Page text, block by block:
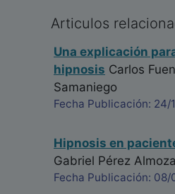
Articulos
Una explicación
hipnosis Carlos
Samaniego
Fecha Publicación: 24/
Hipnosis en
Gabriel Pérez Almoza
Fecha Publicación: